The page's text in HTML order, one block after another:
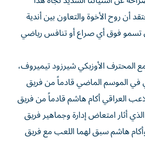
أن روح الأخوة والتعاون بين أندية
تسمو فوق أي صراع أو تنافس رياضي
المحترف الأوزبكي شيرزود تيميروف،
في الموسم الماضي قادماً من فريق
العراقي أكام هاشم قادماً من فريق
الذي أثار امتعاض إدارة وجماهير فريق
هاشم سبق لهما اللعب مع فريق